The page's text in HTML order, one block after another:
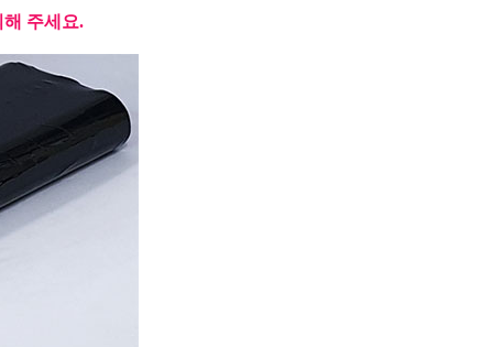
해 주세요.